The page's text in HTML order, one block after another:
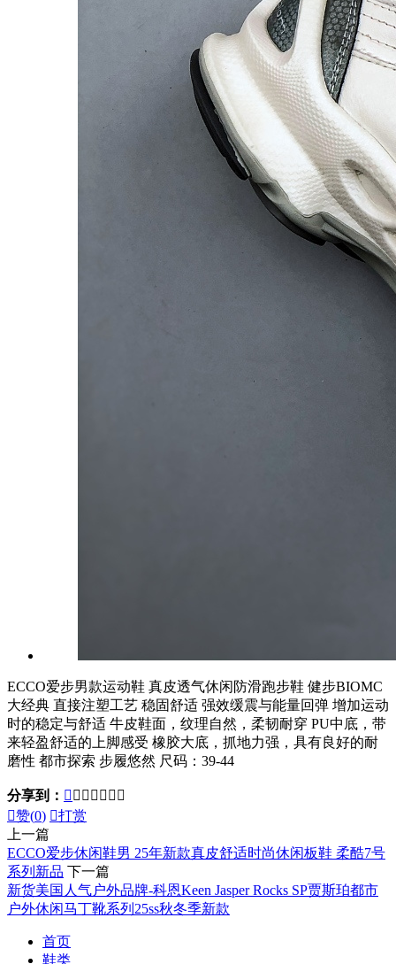
ECCO爱步男款运动鞋 真皮透气休闲防滑跑步鞋 健步BIOMC
大经典 直接注塑工艺 稳固舒适 强效缓震与能量回弹 增加运动
时的稳定与舒适 牛皮鞋面，纹理自然，柔韧耐穿 PU中底，带
来轻盈舒适的上脚感受 橡胶大底，抓地力强，具有良好的耐
磨性 都市探索 步履悠然 尺码：39-44
分享到：       
赞(0) 打赏
上一篇
ECCO爱步休闲鞋男 25年新款真皮舒适时尚休闲板鞋 柔酷7号
系列新品 下一篇
新货美国人气户外品牌-科恩Keen Jasper Rocks SP贾斯珀都市
户外休闲马丁靴系列25ss秋冬季新款
首页
鞋类